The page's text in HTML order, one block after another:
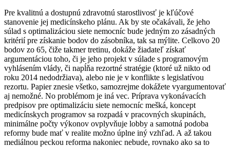
Pre kvalitnú a dostupnú zdravotnú starostlivosť je kľúčové
stanovenie jej medicínskeho plánu. Ak by ste očakávali, že jeho
súlad s optimalizáciou siete nemocníc bude jedným zo zásadných
kritérií pre získanie bodov do zásobníka, tak sa mýlite. Celkovo 20
bodov zo 65, čiže takmer tretinu, dokáže žiadateľ získať
argumentáciou toho, či je jeho projekt v súlade s programovým
vyhlásením vlády, či napĺňa rezortné stratégie (ktoré už nikto od
roku 2014 nedodržiava), alebo nie je v konflikte s legislatívou
rezortu. Papier znesie všetko, samozrejme dokážete vyargumentovať
aj nemožné. No problémom je iná vec. Príprava vykonávacích
predpisov pre optimalizáciu siete nemocníc mešká, koncept
medicínskych programov sa rozpadá v pracovných skupinách,
minimálne počty výkonov ovplyvňuje lobby a samotná podoba
reformy bude mať v realite možno úplne iný vzhľad. A až takou
mediálnou peckou reforma nakoniec nebude, rovnako ako sa to